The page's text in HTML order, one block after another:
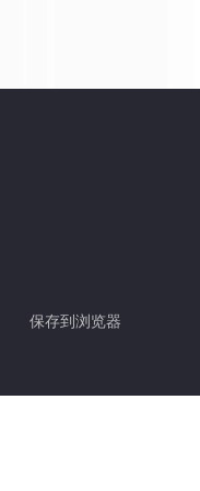
保存到浏览器